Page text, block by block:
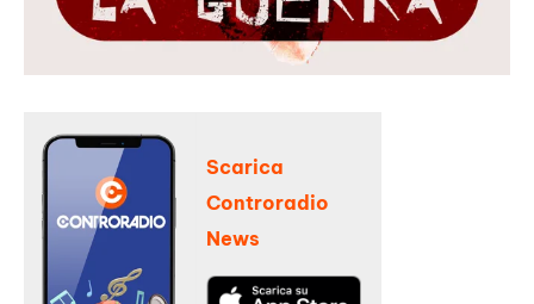
Scarica
Controradio
News